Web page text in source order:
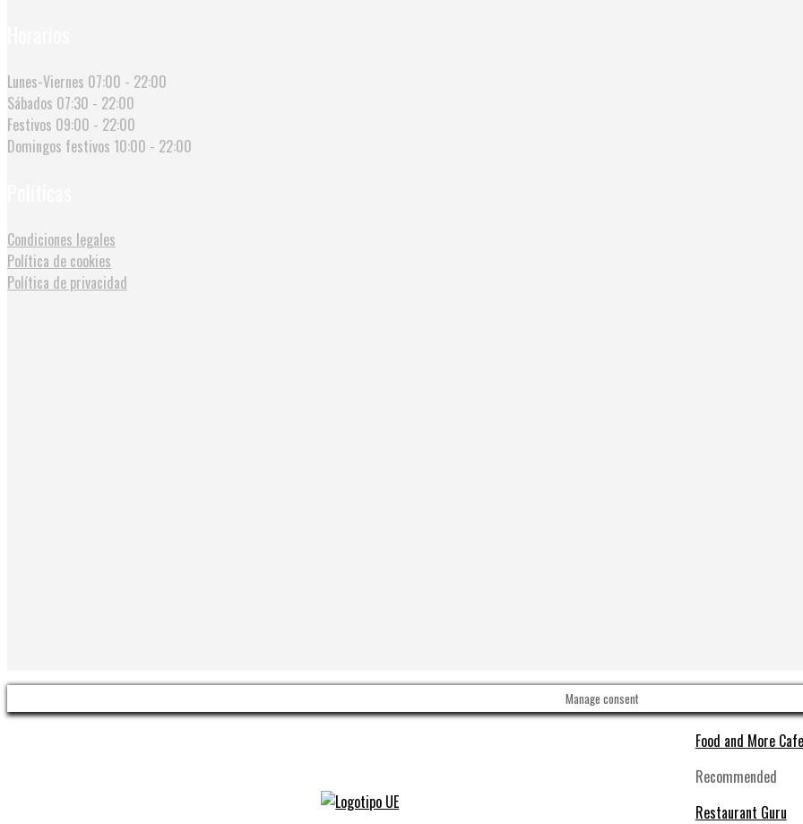
Lunes-Viernes 07:00 - 22:00
Sábados 07:30 - 22:00
Festivos 09:00 - 22:00
Domingos festivos 10:00 - 22:00
Condiciones legales
Política de cookies
Política de privacidad
Manage consent
Food and More
Recommended
Restaurant Guru